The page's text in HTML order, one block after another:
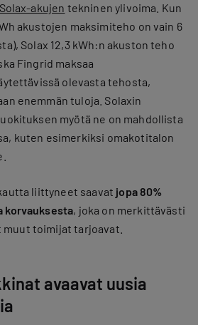
Solax-akujen tekninen ylivoima. Kun
akustojen maksimiteho on vain 6
Solax 12,3 kWh:n akuston teho
Fingrid maksaa
olevasta tehosta,
enemmän tuloja. Solaxin
myötä ne on mahdollista
kuten esimerkiksi omakotitalon
liittyneet saavat jopa 80%
korvauksesta, joka on merkittävästi
toimijat tarjoavat.
avaavat uusia